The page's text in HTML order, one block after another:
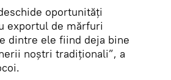
oportunități
exportul de mărfuri
dintre ele fiind deja bine
noștri tradiționali”, a